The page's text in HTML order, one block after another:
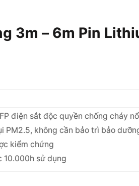
3m – 6m Pin
điện sắt độc quyền chống cháy nổ
PM2.5, không cần bảo trì bảo
kiểm chứng
10.000h sử dụng